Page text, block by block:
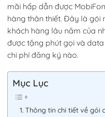
mãi hấp dẫn được
hàng thân thiết. Đây là gói
khách hàng lâu năm của
được tặng phút gọi và
chi phí đăng ký nào.
Mục Lục
Thông tin chi tiết về gói